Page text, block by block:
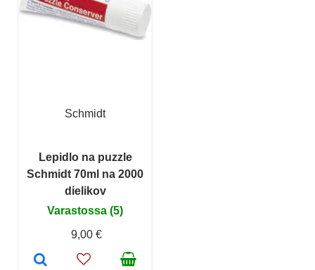
Schmidt
Lepidlo na puzzle
Schmidt 70ml na 2000
dielikov
Varastossa (5)
9,00 €